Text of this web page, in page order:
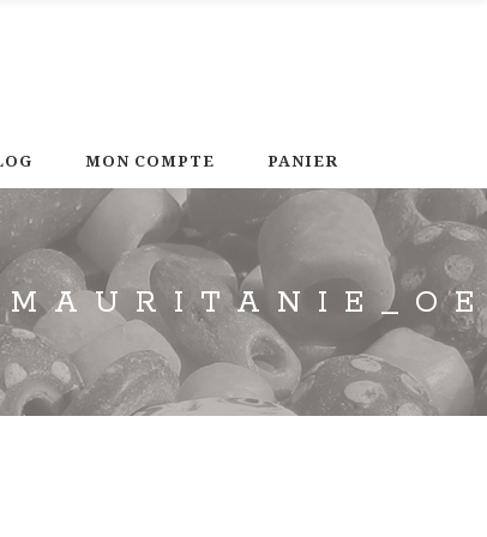
MON COMPTE PANIER